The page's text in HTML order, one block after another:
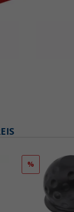
%